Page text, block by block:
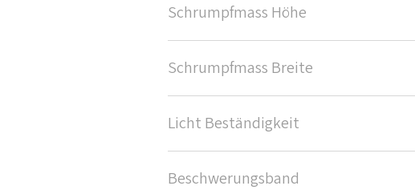
Schrumpfmass Höhe
Schrumpfmass Breite
Licht Beständigkeit
Beschwerungsband